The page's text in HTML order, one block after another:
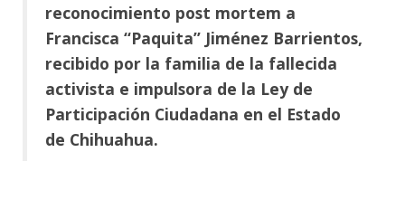
reconocimiento post mortem a
Francisca “Paquita” Jiménez Barrientos,
recibido por la familia de la fallecida
activista e impulsora de la Ley de
Participación Ciudadana en el Estado
de Chihuahua.